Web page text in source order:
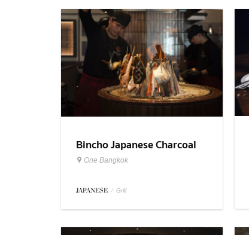
Bincho Japanese Charcoal
Grilled
One Bangkok
JAPANESE / Grill